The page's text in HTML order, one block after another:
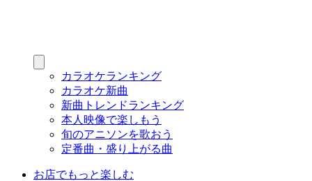
カラオケランキング
カラオケ新曲
新曲トレンドランキング
本人映像で楽しもう
旬のアニソンを歌おう
定番曲・盛り上がる曲
お店でもっと楽しむ